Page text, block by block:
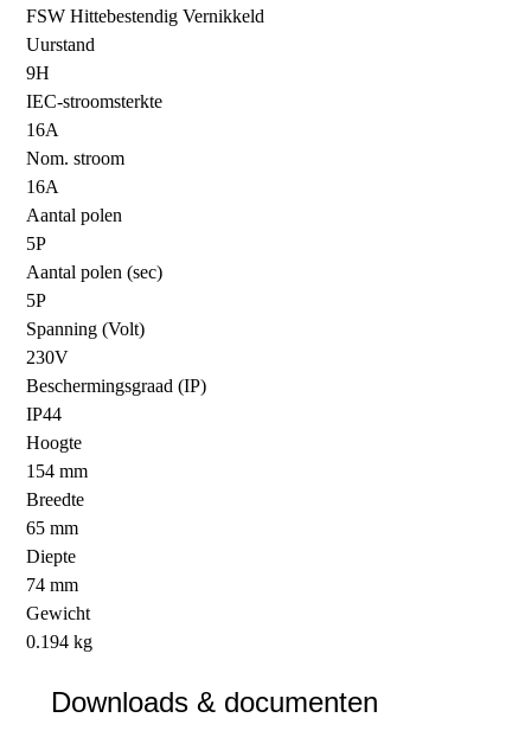
FSW Hittebestendig Vernikkeld
Uurstand
9H
IEC-stroomsterkte
16A
Nom. stroom
16A
Aantal polen
5P
Aantal polen (sec)
5P
Spanning (Volt)
230V
Beschermingsgraad (IP)
IP44
Hoogte
154 mm
Breedte
65 mm
Diepte
74 mm
Gewicht
0.194 kg
Downloads & documenten